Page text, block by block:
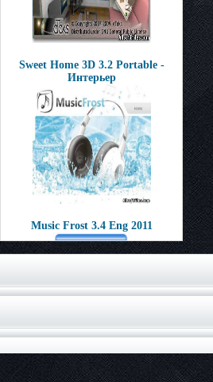
Sweet Home 3D 3.2 Portable -
Интерьер
Music Frost 3.4 Eng 2011